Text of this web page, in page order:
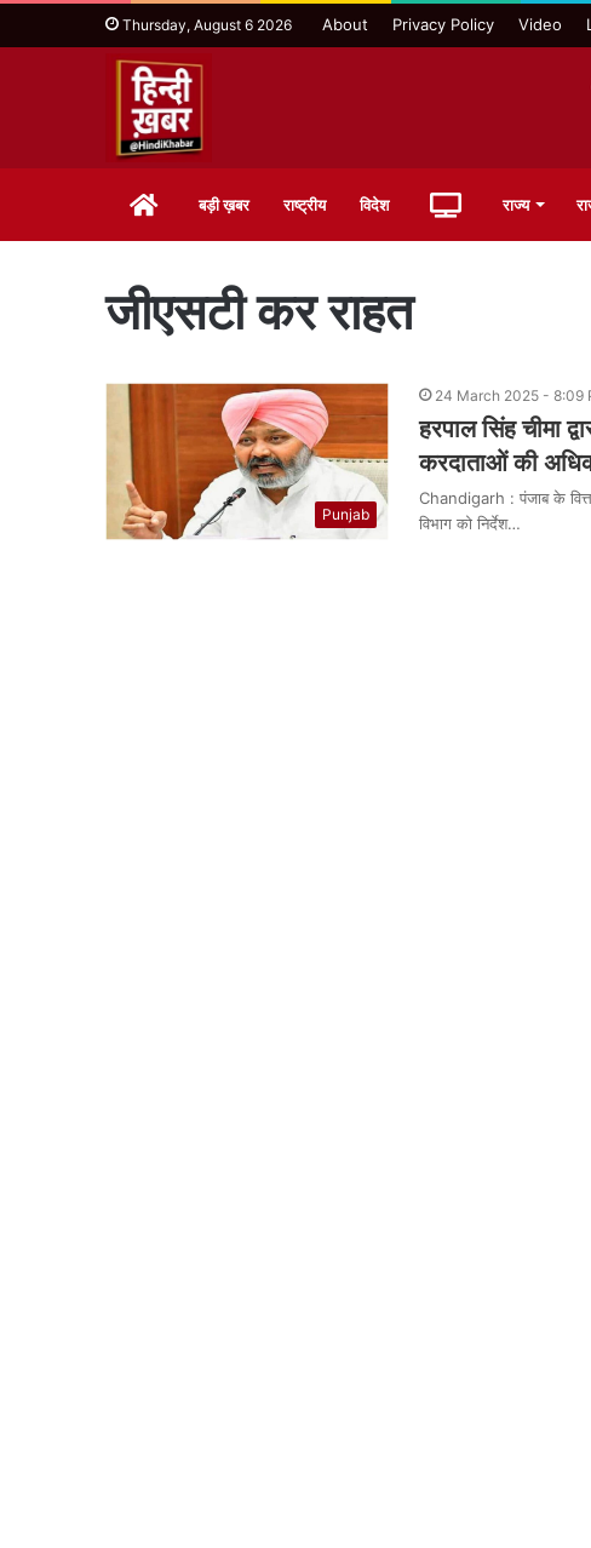
Thursday, August 6 2026 About Privacy Policy Video
Homeबड़ी ख़बर राष्ट्रीय विदेश राज्य
जीएसटी कर राहत
Punjab
24 March 2025 - 8:09
हरपाल सिंह चीमा
करदाताओं की
Chandigarh : पंजाब के
विभाग को निर्देश…